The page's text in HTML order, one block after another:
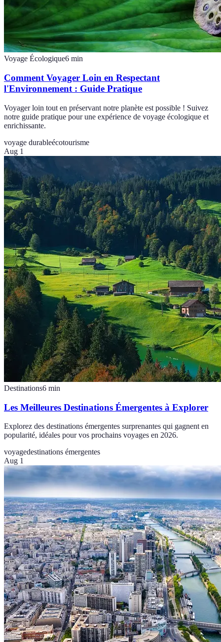
Voyage Écologique6 min
Comment Voyager Loin en Respectant
l'Environnement : Guide Pratique
Voyager loin tout en préservant notre planète est possible ! Suivez
notre guide pratique pour une expérience de voyage écologique et
enrichissante.
voyage durableécotourisme
Aug 1
Destinations6 min
Les Meilleures Destinations Émergentes à Explorer
Explorez des destinations émergentes surprenantes qui gagnent en
popularité, idéales pour vos prochains voyages en 2026.
voyagedestinations émergentes
Aug 1